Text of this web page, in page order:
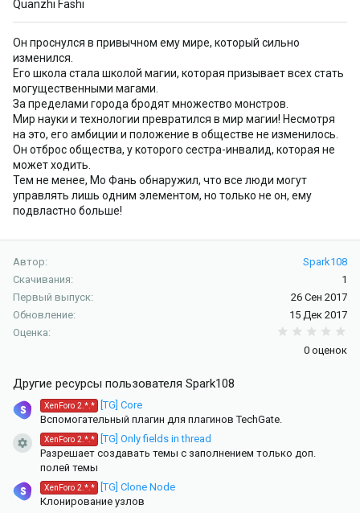
Quanzhi Fashi
Он проснулся в привычном ему мире, который сильно
изменился.
Его школа стала школой магии, которая призывает всех стать
могущественными магами.
За пределами города бродят множество монстров.
Мир науки и технологии превратился в мир магии! Несмотря
на это, его амбиции и положение в обществе не изменилось.
Он отброс общества, у которого сестра-инвалид, которая не
может ходить.
Тем не менее, Мо Фань обнаружил, что все люди могут
управлять лишь одним элементом, но только не он, ему
подвластно больше!
Автор
Spark108
Скачивания
1
Первый выпуск
26 Сен 2017
Обновление
15 Дек 2017
Оценка
0 оценок
Другие ресурсы пользователя Spark108
XenForo 2.*.*
[TG] Core
Вспомогательный плагин для плагинов TechGate.
Иконка ресурса
XenForo 2.*.*
[TG] Only fields in thread
Разрешает создавать темы с заполнением только доп.
полей темы
XenForo 2.*.*
[TG] Clone Node
Клонирование узлов